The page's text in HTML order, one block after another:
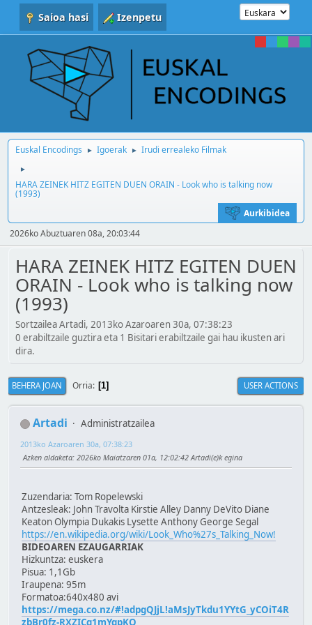
Saioa hasi Izenpetu
Euskal Encodings ► Igoerak ► Irudi errealeko Filmak
►
HARA ZEINEK HITZ EGITEN DUEN ORAIN - Look who is talking now
(1993)
Aurkibidea
2026ko Abuztuaren 08a, 20:03:44
HARA ZEINEK HITZ EGITEN DUEN
ORAIN - Look who is talking now
(1993)
Sortzailea Artadi, 2013ko Azaroaren 30a, 07:38:23
0 erabiltzaile guztira eta 1 Bisitari erabiltzaile gai hau ikusten ari
dira.
BEHERA JOAN Orria 1 USER ACTIONS
Artadi Administratzailea
2013ko Azaroaren 30a, 07:38:23
Azken aldaketa: 2026ko Maiatzaren 01a, 12:02:42 Artadi(e)k egina
Zuzendaria: Tom Ropelewski
Antzesleak: John Travolta Kirstie Alley Danny DeVito Diane
Keaton Olympia Dukakis Lysette Anthony George Segal
https://en.wikipedia.org/wiki/Look_Who%27s_Talking_Now!
BIDEOAREN EZAUGARRIAK
Hizkuntza: euskera
Pisua: 1,1Gb
Iraupena: 95m
Formatoa:640x480 avi
https://mega.co.nz/#!adpgQJjL!aMsJyTkdu1YYtG_yCOiT4R
zbBr0fz-RXZICg1mYqpKQ